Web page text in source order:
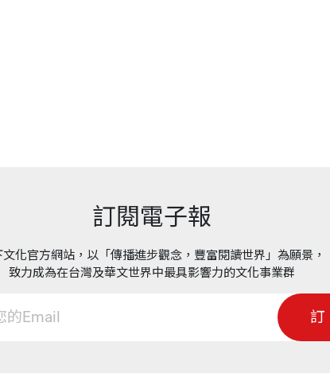
訂閱電子報
文化官方網站，以「傳播進步觀念，豐富閱讀世界」為願景，
致力成為在台灣及華文世界中最具影響力的文化事業群